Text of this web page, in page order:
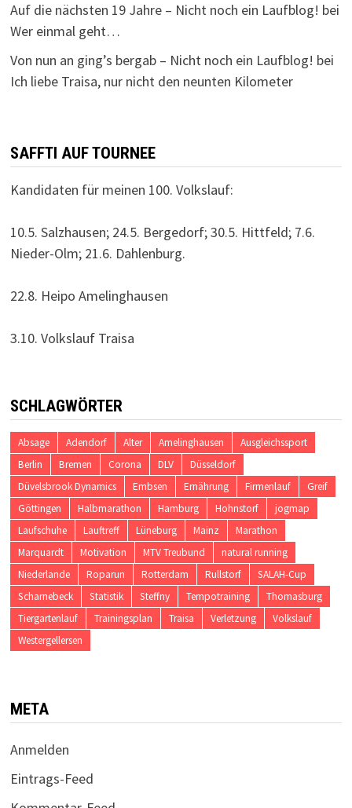
Auf die nächsten 19 Jahre – Nicht noch ein Laufblog! bei
Wer einmal geht…
Von nun an ging’s bergab – Nicht noch ein Laufblog! bei
Ich liebe Traisa, nur nicht den neunten Kilometer
SAFFTI AUF TOURNEE
Kandidaten für meinen 100. Volkslauf:
10.5. Salzhausen; 24.5. Bergedorf; 30.5. Hittfeld; 7.6.
Nieder-Olm; 21.6. Dahlenburg.
22.8. Heipo Amelinghausen
3.10. Volkslauf Traisa
SCHLAGWÖRTER
Absage Adendorf Alter Amelinghausen
Ausgleichssport
Berlin
Bremen Corona DLV
Düsseldorf
Düvelsbrook Dynamics
Embsen Ernährung Firmenlauf
Greif
Göttingen
Halbmarathon Hamburg Hohnstorf
jogmap
Laufschuhe
Lauftreff Lüneburg Mainz
Marathon
Marquardt
Motivation MTV Treubund
natural running
Niederlande
Roparun Rotterdam Rullstorf
SALAH-Cup
Scharnebeck
Statistik Steffny Tempotraining
Thomasburg
Tiergartenlauf
Trainingsplan Traisa Verletzung
Volkslauf
Westergellersen
META
Anmelden
Eintrags-Feed